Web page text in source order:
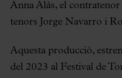
Anna Alàs, el
tenors Jorge Navarro i
Aquesta producció,
del 2023 al Festival de